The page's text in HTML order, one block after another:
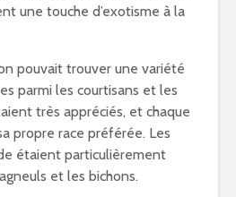
une touche d’exotisme à la
pouvait trouver une variété
parmi les courtisans et les
très appréciés, et chaque
propre race préférée. Les
étaient particulièrement
et les bichons.